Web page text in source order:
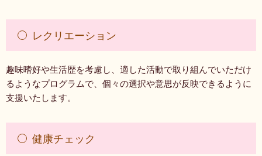
レクリエーション
趣味嗜好や生活歴を考慮し、適した活動で取り組んでいただけ
るようなプログラムで、個々の選択や意思が反映できるように
支援いたします。
健康チェック